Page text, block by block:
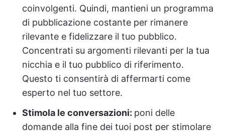
coinvolgenti. Quindi, mantieni un programma
di pubblicazione costante per rimanere
rilevante e fidelizzare il tuo pubblico.
Concentrati su argomenti rilevanti per la tua
nicchia e il tuo pubblico di riferimento.
Questo ti consentirà di affermarti come
esperto nel tuo settore.
Stimola le conversazioni: poni delle
domande alla fine dei tuoi post per stimolare